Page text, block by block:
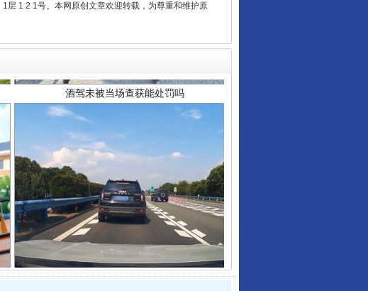
层 1 2 1号。本网原创文章欢迎转载，为尊重和维护原
“后车司机肯定在骂我”